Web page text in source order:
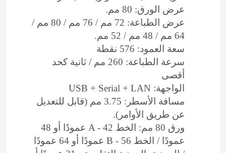
عرض الورق: 80 مم.
عرض الطباعة: 72 مم / 76 مم / 80 مم /
64 مم / 48 مم / 52 مم.
سعة العمود: 576 نقطة
سرعة الطباعة: 260 مم / ثانية كحد
أقصى
الواجهة: USB + Serial + LAN
مسافة الأسطر: 3.75 مم (قابل للتعديل
عن طريق الأوامر).
ورق 80 مم: الخط A - 42 عمودًا أو 48
عمودًا / الخط B - 56 عمودًا أو 64 عمودًا